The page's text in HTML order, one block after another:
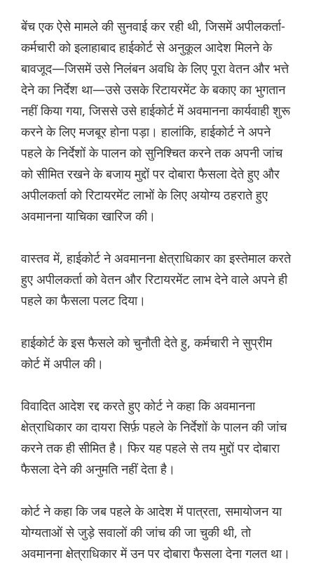
बेंच एक ऐसे मामले की सुनवाई कर रही थी, जिसमें अपीलकर्ता-
कर्मचारी को इलाहाबाद हाईकोर्ट से अनुकूल आदेश मिलने के
बावजूद—जिसमें उसे निलंबन अवधि के लिए पूरा वेतन और भत्ते
देने का निर्देश था—उसे उसके रिटायरमेंट के बकाए का भुगतान
नहीं किया गया, जिससे उसे हाईकोर्ट में अवमानना ​​कार्यवाही शुरू
करने के लिए मजबूर होना पड़ा। हालांकि, हाईकोर्ट ने अपने
पहले के निर्देशों के पालन को सुनिश्चित करने तक अपनी जांच
को सीमित रखने के बजाय मुद्दों पर दोबारा फैसला देते हुए और
अपीलकर्ता को रिटायरमेंट लाभों के लिए अयोग्य ठहराते हुए
अवमानना ​​याचिका खारिज की।
वास्तव में, हाईकोर्ट ने अवमानना ​​क्षेत्राधिकार का इस्तेमाल करते
हुए अपीलकर्ता को वेतन और रिटायरमेंट लाभ देने वाले अपने ही
पहले का फैसला पलट दिया।
हाईकोर्ट के इस फैसले को चुनौती देते हु, कर्मचारी ने सुप्रीम
कोर्ट में अपील की।
विवादित आदेश रद्द करते हुए कोर्ट ने कहा कि अवमानना ​​
क्षेत्राधिकार का दायरा सिर्फ़ पहले के निर्देशों के पालन की जांच
करने तक ही सीमित है। फिर यह पहले से तय मुद्दों पर दोबारा
फैसला देने की अनुमति नहीं देता है।
कोर्ट ने कहा कि जब पहले के आदेश में पात्रता, समायोजन या
योग्यताओं से जुड़े सवालों की जांच की जा चुकी थी, तो
अवमानना ​​क्षेत्राधिकार में उन पर दोबारा फैसला देना गलत था।